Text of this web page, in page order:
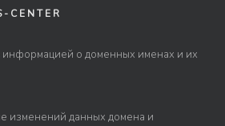
информацией о доменных именах и их
изменений данных домена и